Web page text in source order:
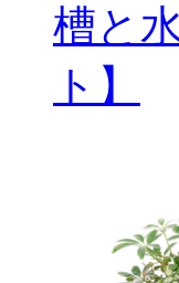
槽と
ト】